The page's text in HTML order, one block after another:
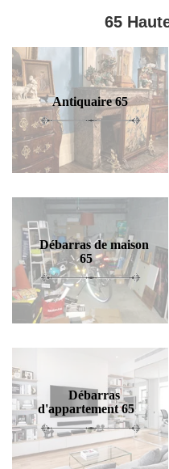
65
Antiquaire 65
Débarras de maison
65
Débarras
d'appartement 65